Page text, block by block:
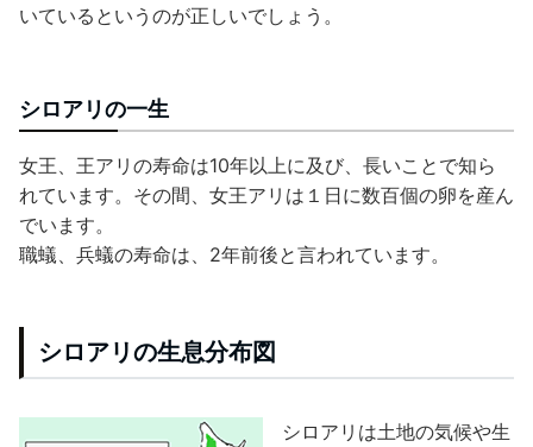
いているというのが正しいでしょう。
シロアリの一生
女王、王アリの寿命は10年以上に及び、長いことで知ら
れています。その間、女王アリは１日に数百個の卵を産ん
でいます。
職蟻、兵蟻の寿命は、2年前後と言われています。
シロアリの生息分布図
シロアリは土地の気候や生